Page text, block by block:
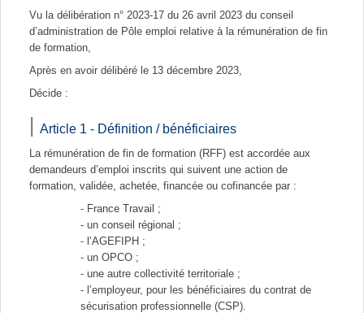
Vu la délibération n° 2023-17 du 26 avril 2023 du conseil
d’administration de Pôle emploi relative à la rémunération de fin
de formation,
Après en avoir délibéré le 13 décembre 2023,
Décide :
Article 1 - Définition / bénéficiaires
La rémunération de fin de formation (RFF) est accordée aux
demandeurs d’emploi inscrits qui suivent une action de
formation, validée, achetée, financée ou cofinancée par :
France Travail ;
un conseil régional ;
l’AGEFIPH ;
un OPCO ;
une autre collectivité territoriale ;
l’employeur, pour les bénéficiaires du contrat de
sécurisation professionnelle (CSP).